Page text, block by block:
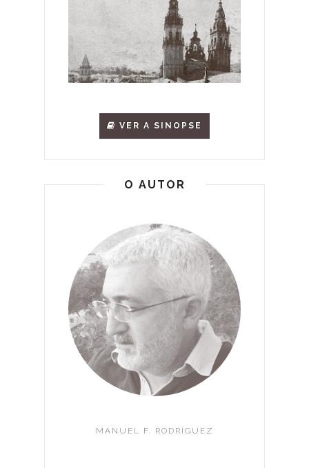
VER A SINOPSE
O AUTOR
MANUEL F. RODRÍGUEZ